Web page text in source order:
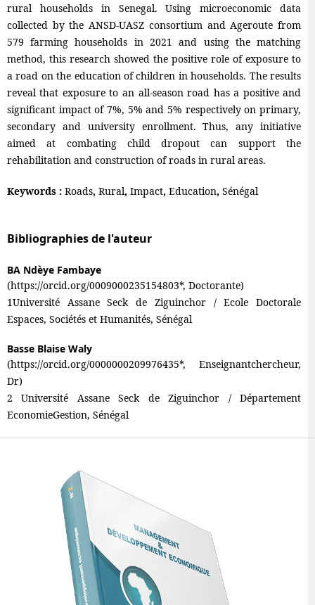
rural households in Senegal. Using microeconomic data
collected by the ANSD-UASZ consortium and Ageroute from
579 farming households in 2021 and using the matching
method, this research showed the positive role of exposure to
a road on the education of children in households. The results
reveal that exposure to an all-season road has a positive and
significant impact of 7%, 5% and 5% respectively on primary,
secondary and university enrollment. Thus, any initiative
aimed at combating child dropout can support the
rehabilitation and construction of roads in rural areas.
Keywords : Roads, Rural, Impact, Education, Sénégal
Bibliographies de l'auteur
BA Ndèye Fambaye
(https://orcid.org/0009000235154803*, Doctorante)
1Université Assane Seck de Ziguinchor / Ecole Doctorale
Espaces, Sociétés et Humanités, Sénégal
Basse Blaise Waly
(https://orcid.org/0000000209976435*, Enseignantchercheur,
Dr)
2 Université Assane Seck de Ziguinchor / Département
EconomieGestion, Sénégal